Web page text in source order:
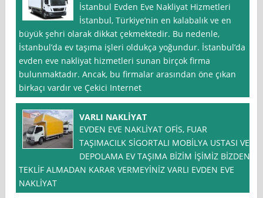
İstanbul Evden Eve Nakliyat Hizmetleri
İstanbul, Türkiye’nin en kalabalık ve en
büyük şehri olarak dikkat çekmektedir. Bu nedenle,
İstanbul’da ev taşıma işleri oldukça yoğundur. İstanbul’da
evden eve nakliyat hizmetleri sunan birçok firma
bulunmaktadır. Ancak, bu firmalar arasından öne çıkan
birkaçı vardır ve Çekici Internet
VARLI NAKLİYAT
EVDEN EVE NAKLİYAT OFİS, FUAR
TAŞIMACILK SİGORTALI MOBİLYA USTASI VE
DEPOLAMA EV TAŞIMA BİZİM İŞİMİZ BİZDEN
TEKLİF ALMADAN KARAR VERMEYİNİZ VARLI EVDEN EVE
NAKLİYAT